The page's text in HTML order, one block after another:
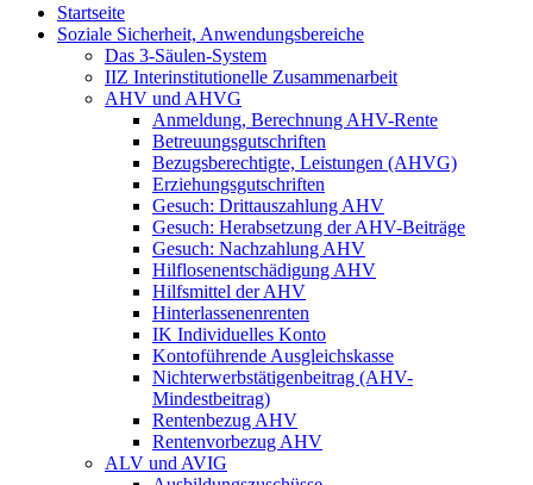
Startseite
Soziale Sicherheit, Anwendungsbereiche
Das 3-Säulen-System
IIZ Interinstitutionelle Zusammenarbeit
AHV und AHVG
Anmeldung, Berechnung AHV-Rente
Betreuungsgutschriften
Bezugsberechtigte, Leistungen (AHVG)
Erziehungsgutschriften
Gesuch: Drittauszahlung AHV
Gesuch: Herabsetzung der AHV-Beiträge
Gesuch: Nachzahlung AHV
Hilflosenentschädigung AHV
Hilfsmittel der AHV
Hinterlassenenrenten
IK Individuelles Konto
Kontoführende Ausgleichskasse
Nichterwerbstätigenbeitrag (AHV-
Mindestbeitrag)
Rentenbezug AHV
Rentenvorbezug AHV
ALV und AVIG